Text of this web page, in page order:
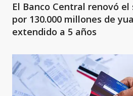
El Banco Central renovó el
por 130.000 millones de
extendido a 5 años